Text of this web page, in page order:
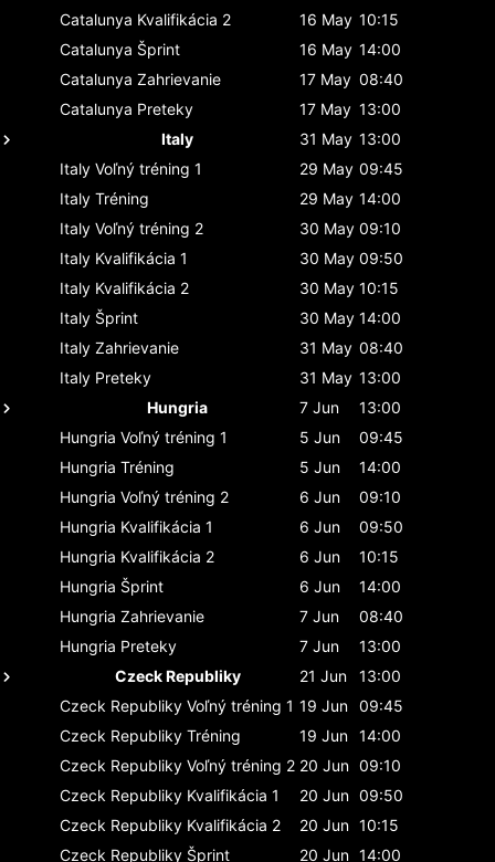
Catalunya Kvalifikácia 2 16 May 10:15
Catalunya Šprint 16 May 14:00
Catalunya Zahrievanie 17 May 08:40
Catalunya Preteky 17 May 13:00
Italy
31 May 13:00
Italy Voľný tréning 1 29 May 09:45
Italy Tréning 29 May 14:00
Italy Voľný tréning 2 30 May 09:10
Italy Kvalifikácia 1 30 May 09:50
Italy Kvalifikácia 2 30 May 10:15
Italy Šprint 30 May 14:00
Italy Zahrievanie 31 May 08:40
Italy Preteky 31 May 13:00
Hungria
7 Jun
13:00
Hungria Voľný tréning 1 5 Jun
09:45
Hungria Tréning 5 Jun
14:00
Hungria Voľný tréning 2 6 Jun
09:10
Hungria Kvalifikácia 1 6 Jun
09:50
Hungria Kvalifikácia 2 6 Jun
10:15
Hungria Šprint 6 Jun
14:00
Hungria Zahrievanie 7 Jun
08:40
Hungria Preteky 7 Jun
13:00
Czeck Republiky
21 Jun
13:00
Czeck Republiky Voľný tréning 1 19 Jun 09:45
Czeck Republiky Tréning 19 Jun 14:00
Czeck Republiky Voľný tréning 2 20 Jun 09:10
Czeck Republiky Kvalifikácia 1 20 Jun 09:50
Czeck Republiky Kvalifikácia 2 20 Jun 10:15
Czeck Republiky Šprint 20 Jun 14:00